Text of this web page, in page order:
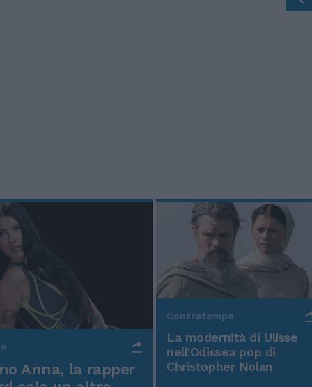
Anna, la rapper
Controtempo
La modernità di Ulisse
nell'Odissea pop di
Christopher Nolan